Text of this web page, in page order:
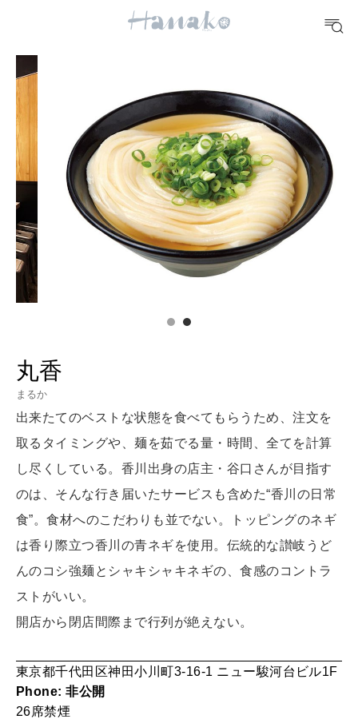
10 CATEGORIES
TRAVEL
どこ行く？
FORTUNE
明日のわたし
[12星座別] Weekly Holoscope
自分にやさしく
MAMA
ママもいろいろ
SUSTAINABLE
CULTURE
丸香
まるか
出来たてのベストな状態を食べてもらうため、注文を
取るタイミングや、麺を茹でる量・時間、全てを計算
し尽くしている。香川出身の店主・谷口さんが目指す
のは、そんな行き届いたサービスも含めた“香川の日常
食”。食材へのこだわりも並でない。トッピングのネギ
は香り際立つ香川の青ネギを使用。伝統的な讃岐うど
んのコシ強麺とシャキシャキネギの、食感のコントラ
ストがいい。
開店から閉店間際まで行列が絶えない。
東京都千代田区神田小川町3-16-1 ニュー駿河台ビル1F
Phone: 非公開
26席禁煙